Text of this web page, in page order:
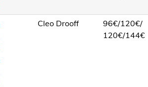
Cleo Drooff 96€/120€/
120€/144€